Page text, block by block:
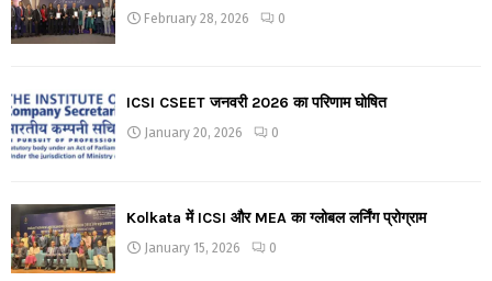
February 28, 2026 0
ICSI CSEET जनवरी 2026 का परिणाम घोषित
January 20, 2026 0
Kolkata में ICSI और MEA का ग्लोबल लर्निंग प्रोग्राम
January 15, 2026 0